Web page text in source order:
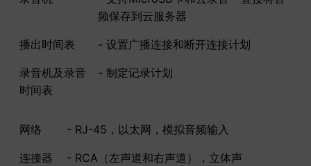
频保存到云服务器
播出时间表 - 设置广播连接和断开连接计划
录音机及录音
时间表
- 制定记录计划
网络 - RJ-45，以太网，模拟音频输入
连接器 - RCA（左声道和右声道），立体声